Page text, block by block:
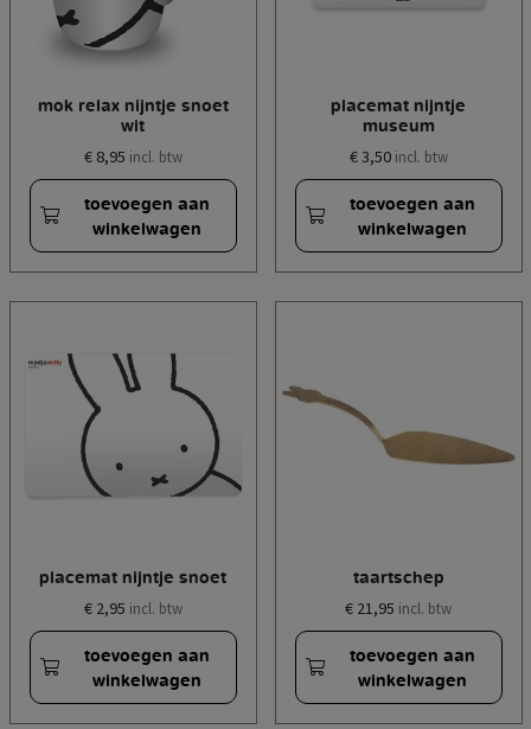
mok relax nijntje snoet
wit
€ 8,95 incl. btw
toevoegen aan
winkelwagen
placemat nijntje
museum
€ 3,50 incl. btw
toevoegen aan
winkelwagen
placemat nijntje snoet
€ 2,95 incl. btw
toevoegen aan
winkelwagen
taartschep
€ 21,95 incl. btw
toevoegen aan
winkelwagen